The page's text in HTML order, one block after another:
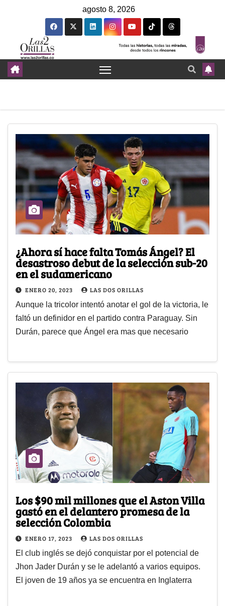
agosto 8, 2026
¿Ahora sí hace falta Tomás Ángel? El
desastroso debut de la selección sub-20
en el sudamericano
ENERO 20, 2023 LAS DOS ORILLAS
Aunque la tricolor intentó anotar el gol de la victoria, le
faltó un definidor en el partido contra Paraguay. Sin
Durán, parece que Ángel era mas que necesario
Los $90 mil millones que el Aston Villa
gastó en el delantero promesa de la
selección Colombia
ENERO 17, 2023 LAS DOS ORILLAS
El club inglés se dejó conquistar por el potencial de
Jhon Jader Durán y se le adelantó a varios equipos.
El joven de 19 años ya se encuentra en Inglaterra